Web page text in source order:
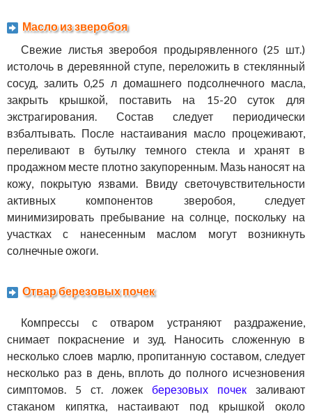
Масло из зверобоя
Свежие листья зверобоя продырявленного (25 шт.)
истолочь в деревянной ступе, переложить в стеклянный
сосуд, залить 0,25 л домашнего подсолнечного масла,
закрыть крышкой, поставить на 15-20 суток для
экстрагирования. Состав следует периодически
взбалтывать. После настаивания масло процеживают,
переливают в бутылку темного стекла и хранят в
продажном месте плотно закупоренным. Мазь наносят на
кожу, покрытую язвами. Ввиду светочувствительности
активных компонентов зверобоя, следует
минимизировать пребывание на солнце, поскольку на
участках с нанесенным маслом могут возникнуть
солнечные ожоги.
Отвар березовых почек
Компрессы с отваром устраняют раздражение,
снимает покраснение и зуд. Наносить сложенную в
несколько слоев марлю, пропитанную составом, следует
несколько раз в день, вплоть до полного исчезновения
симптомов. 5 ст. ложек березовых почек заливают
стаканом кипятка, настаивают под крышкой около